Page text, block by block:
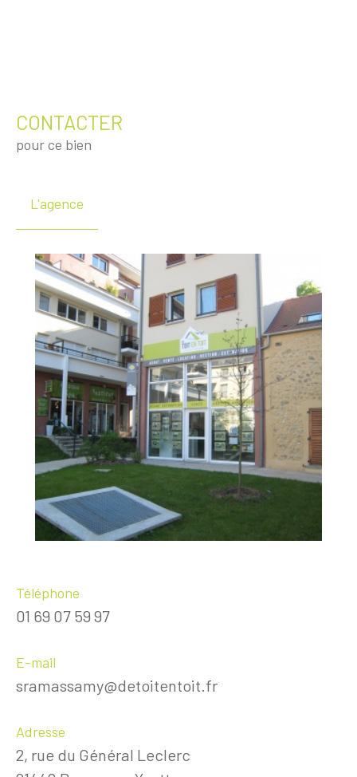
CONTACTER
pour ce bien
L'agence
Téléphone
01 69 07 59 97
E-mail
sramassamy@detoitentoit.fr
Adresse
2, rue du Général Leclerc